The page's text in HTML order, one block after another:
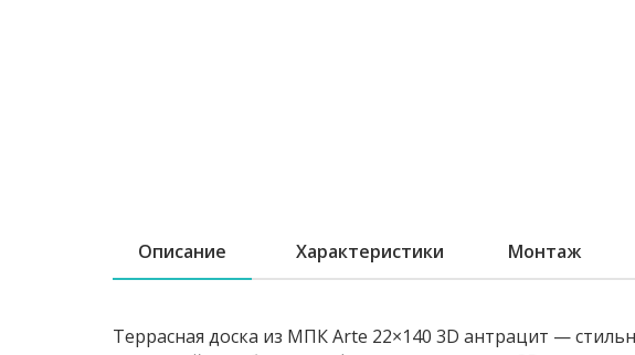
Описание Характеристики Монтаж
Террасная доска из МПК Arte 22×140 3D антрацит —